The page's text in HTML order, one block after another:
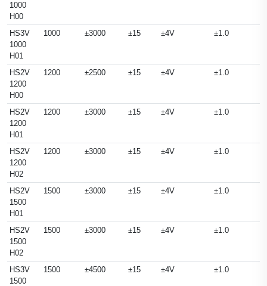
1000
H00
HS3V
1000
H01
1000 ±3000 ±15 ±4V ±1.0
HS2V
1200
H00
1200 ±2500 ±15 ±4V ±1.0
HS2V
1200
H01
1200 ±3000 ±15 ±4V ±1.0
HS2V
1200
H02
1200 ±3000 ±15 ±4V ±1.0
HS2V
1500
H01
1500 ±3000 ±15 ±4V ±1.0
HS2V
1500
H02
1500 ±3000 ±15 ±4V ±1.0
HS3V
1500
1500 ±4500 ±15 ±4V ±1.0